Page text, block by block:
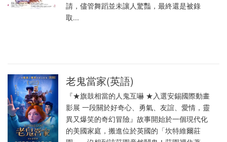
請，儘管舞蹈並未讓人驚豔，最終還是被錄
取...
老鬼當家(英語)
『★旗鼓相當的人鬼互嚇 ★入選安錫國際動畫
影展 一段關於好奇心、勇氣、友誼、愛情，靈
異又爆笑的奇幻冒險』故事開始於一個現代化
的美國家庭，搬進位於英國的「坎特維爾莊